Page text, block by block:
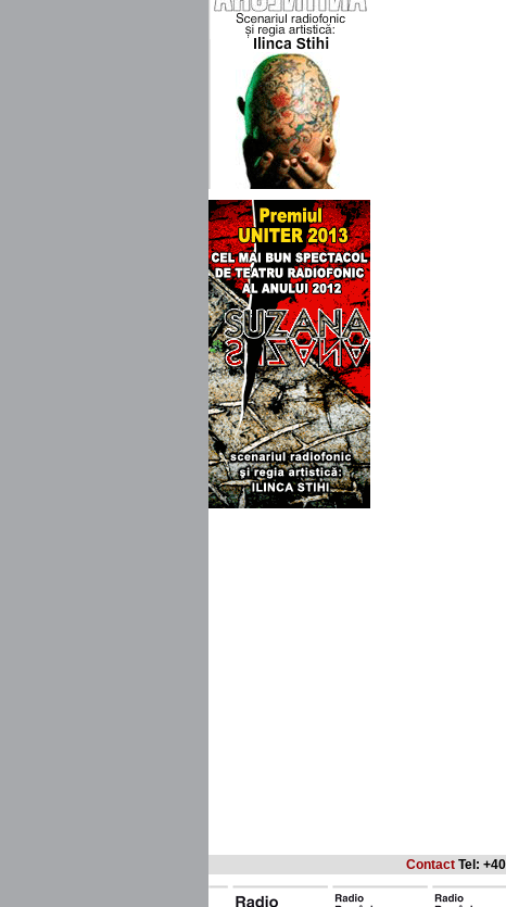
Contact Tel: